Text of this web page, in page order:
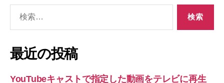
象:
最近の投稿
YouTubeキャストで指定した動画をテレビに再生